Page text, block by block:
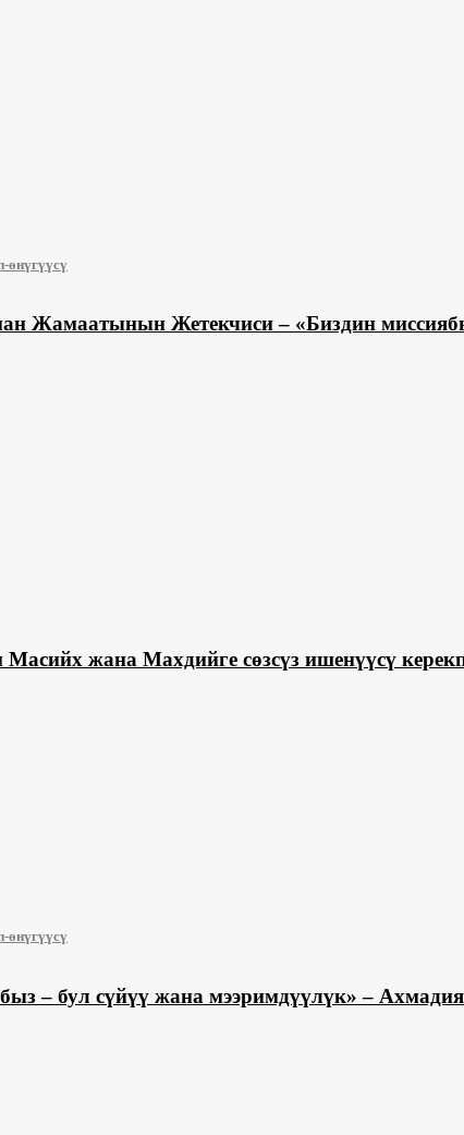
өнүгүүсү
Жамаатынын Жетекчиси – «Биздин
жана Махдийге сөзсүз ишенүүсү
өнүгүүсү
– бул сүйүү жана мээримдүүлүк» –